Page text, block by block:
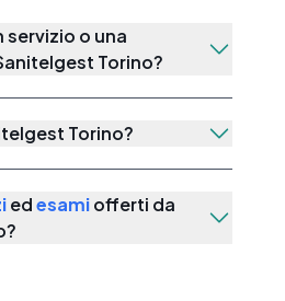
servizio o una
Torino?
Torino?
edesamiofferti da
?